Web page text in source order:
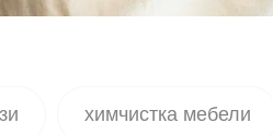
химчистка мебели